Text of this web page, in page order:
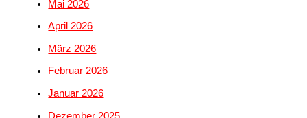
Mai 2026
April 2026
März 2026
Februar 2026
Januar 2026
Dezember 2025